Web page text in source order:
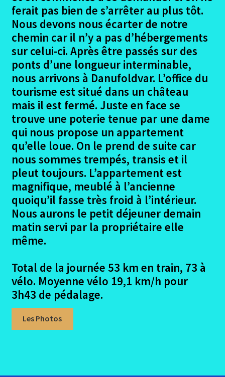
ferait pas bien de s’arrêter au plus tôt.
Nous devons nous écarter de notre
chemin car il n’y a pas d’hébergements
sur celui-ci. Après être passés sur des
ponts d’une longueur interminable,
nous arrivons à Danufoldvar. L’office du
tourisme est situé dans un château
mais il est fermé. Juste en face se
trouve une poterie tenue par une dame
qui nous propose un appartement
qu’elle loue. On le prend de suite car
nous sommes trempés, transis et il
pleut toujours. L’appartement est
magnifique, meublé à l’ancienne
quoiqu’il fasse très froid à l’intérieur.
Nous aurons le petit déjeuner demain
matin servi par la propriétaire elle
même.
Total de la journée 53 km en train, 73 à
vélo. Moyenne vélo 19,1 km/h pour
3h43 de pédalage.
Les Photos